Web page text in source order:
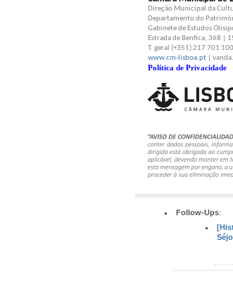
Direção Municipal da
Departamento do
Gabinete de Estudos
Estrada de Benfica, 368 |
T. geral (+351) 217 701
www.cm-lisboa.pt |
Política de Privacidade
Follow-Ups: